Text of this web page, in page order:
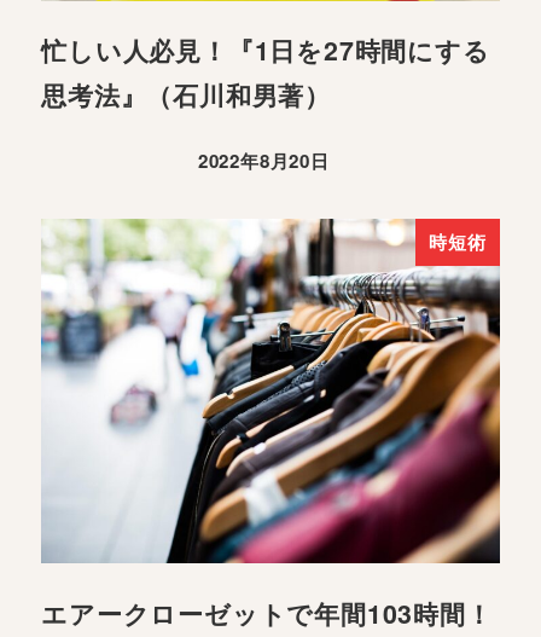
忙しい人必見！『1日を27時間にする
思考法』（石川和男著）
2022年8月20日
時短術
エアークローゼットで年間103時間！